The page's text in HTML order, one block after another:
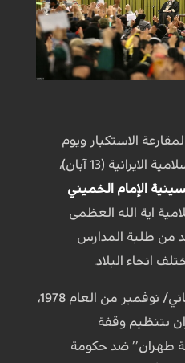
الاستكبار ويوم
الطالب في الجمهورية الإسلامية الايرانية (13 آبان)،
الإمام الخميني
اية الله العظمى
من طلبة المدارس
انحاء البلاد.
وفي مثل يوم 4 تشرين الثاني/ نوفمبر من العام 1978،
بتنظيم وقفة
طهران’’ ضد حكومة